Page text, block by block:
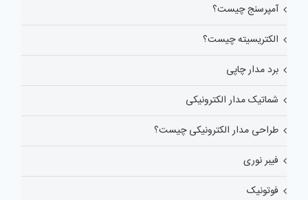
آمپرسنج چیست؟
الکتریسیته چیست؟
برد مدار چاپی
شماتیک مدار الکترونیکی
طراحی مدار الکترونیکی چیست؟
فیبر نوری
فوتونیک